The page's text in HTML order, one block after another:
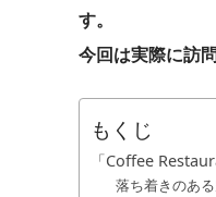
す。
今回は実際に訪
もくじ
「Coffee
落ち着きのあ